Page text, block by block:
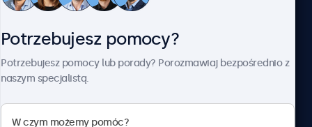
Potrzebujesz pomocy?
Potrzebujesz pomocy lub porady? Porozmawiaj bezpośrednio z
naszym specjalistą.